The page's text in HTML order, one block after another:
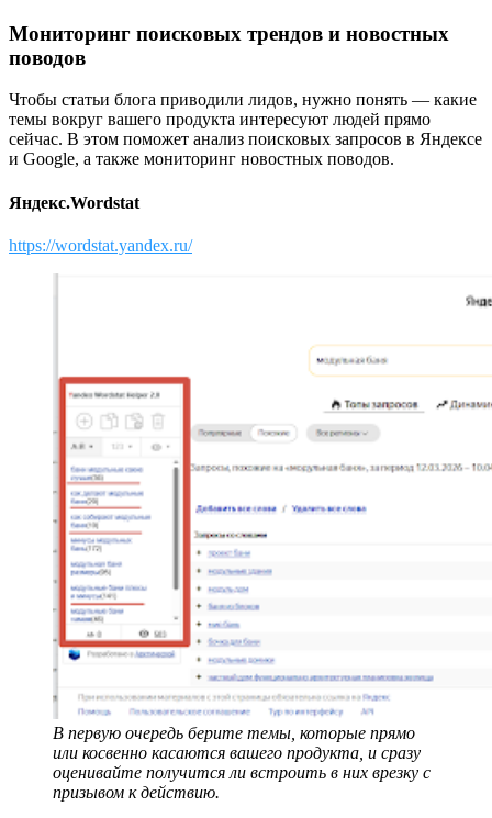
Мониторинг поисковых трендов и новостных
поводов
Чтобы статьи блога приводили лидов, нужно понять — какие
темы вокруг вашего продукта интересуют людей прямо
сейчас. В этом поможет анализ поисковых запросов в Яндексе
и Google, а также мониторинг новостных поводов.
Яндекс.Wordstat
https://wordstat.yandex.ru/
В первую очередь берите темы, которые прямо
или косвенно касаются вашего продукта, и сразу
оценивайте получится ли встроить в них врезку с
призывом к действию.